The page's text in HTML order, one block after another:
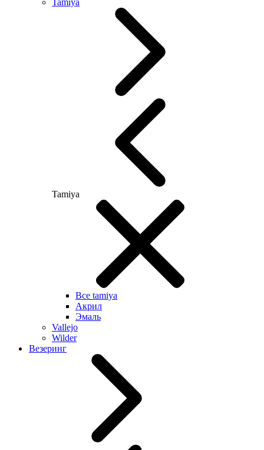
Tamiya
Tamiya
Все tamiya
Акрил
Эмаль
Vallejo
Wilder
Везеринг